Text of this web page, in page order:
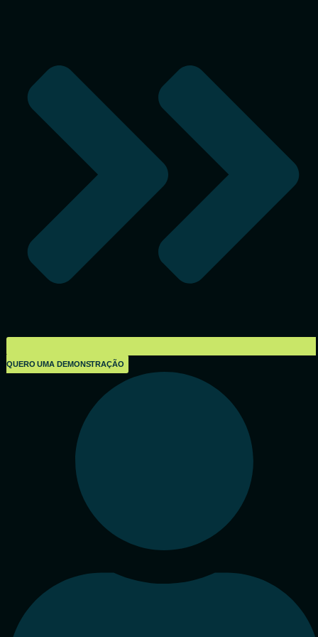
QUERO UMA DEMONSTRAÇÃO